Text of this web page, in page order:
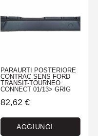
PARAURTI POSTERIORE
CONTRAC SENS FORD
TRANSIT-TOURNEO
CONNECT 01/13> GRIG
82,62 €
AGGIUNGI